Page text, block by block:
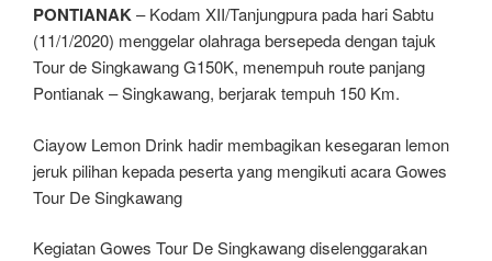
PONTIANAK– Kodam XII/Tanjungpura pada hari Sabtu
(11/1/2020) menggelar olahraga bersepeda dengan tajuk
Tour de Singkawang G150K, menempuh route panjang
Pontianak – Singkawang, berjarak tempuh 150 Km.
Ciayow Lemon Drink hadir membagikan kesegaran lemon
jeruk pilihan kepada peserta yang mengikuti acara Gowes
Tour De Singkawang
Kegiatan Gowes Tour De Singkawang diselenggarakan